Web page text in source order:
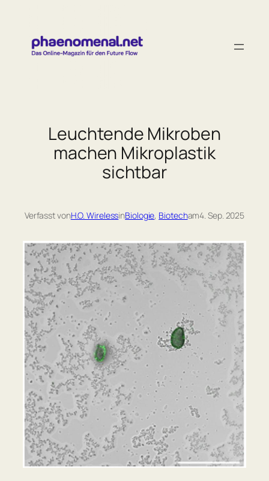
springen
Leuchtende Mikroben
machen Mikroplastik
sichtbar
Verfasst vonH.O. WirelessinBiologie, Biotecham4. Sep. 2025